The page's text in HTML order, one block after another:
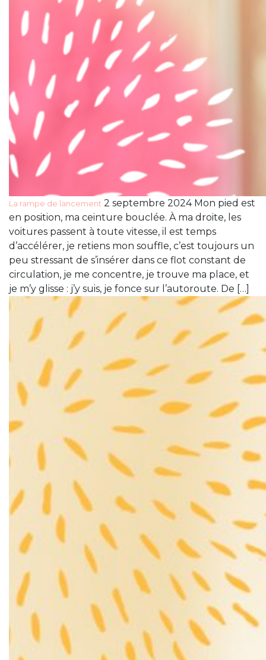
La rampe de lancement 2 septembre 2024 Mon pied est
en position, ma ceinture bouclée. À ma droite, les
voitures passent à toute vitesse, il est temps
d’accélérer, je retiens mon souffle, c’est toujours un
peu stressant de s’insérer dans ce flot constant de
circulation, je me concentre, je trouve ma place, et
je m’y glisse : j’y suis, je fonce sur l’autoroute. De […]